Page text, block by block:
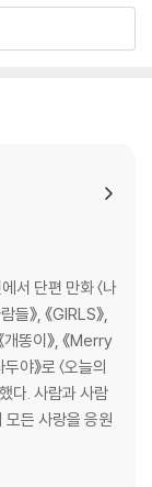
서 단편 만화 〈나
》, 《GIRLS》,
개똥이》, 《Merry
야》로 〈오늘의
다. 사람과 사람
모든 사랑을 응원